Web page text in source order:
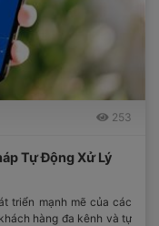
253
Tự Động Xử Lý
triển mạnh mẽ của các
hàng đa kênh và tự